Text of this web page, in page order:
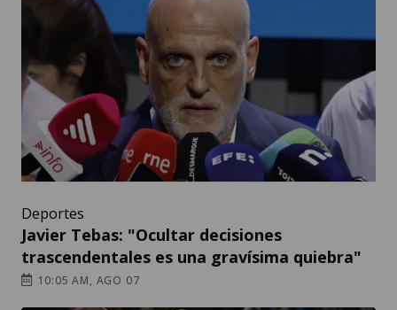
Deportes
Javier Tebas: "Ocultar decisiones
trascendentales es una gravísima quiebra"
10:05 AM, AGO 07